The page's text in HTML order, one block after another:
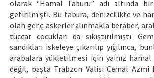
olarak “Hamal Taburu” adı altında
getirilmişti. Bu tabura, denizcilikte ve
olan genç askerler alınmakla beraber,
tüccar çocukları da sıkıştırılmıştı.
sandıkları iskeleye çıkarılıp yığılınca,
arabalara yükletilmesi için yalnız
değil, başta Trabzon Valisi Cemal Azmi